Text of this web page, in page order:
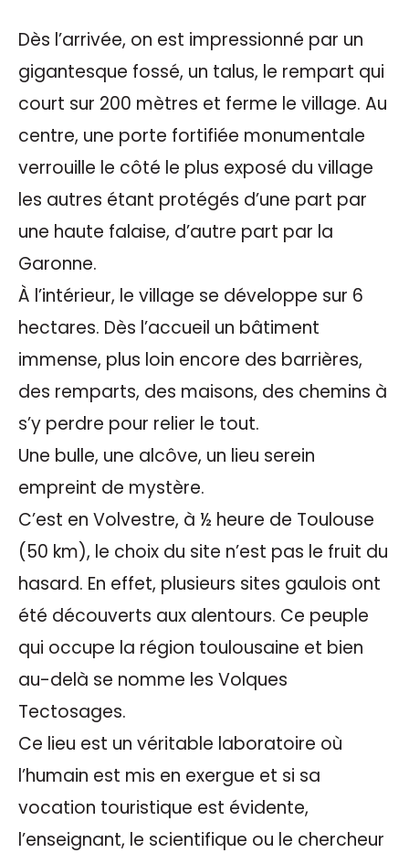
Dès l’arrivée, on est impressionné par un
gigantesque fossé, un talus, le rempart qui
court sur 200 mètres et ferme le village. Au
centre, une porte fortifiée monumentale
verrouille le côté le plus exposé du village
les autres étant protégés d’une part par
une haute falaise, d’autre part par la
Garonne.
À l’intérieur, le village se développe sur 6
hectares. Dès l’accueil un bâtiment
immense, plus loin encore des barrières,
des remparts, des maisons, des chemins à
s’y perdre pour relier le tout.
Une bulle, une alcôve, un lieu serein
empreint de mystère.
C’est en Volvestre, à ½ heure de Toulouse
(50 km), le choix du site n’est pas le fruit du
hasard. En effet, plusieurs sites gaulois ont
été découverts aux alentours. Ce peuple
qui occupe la région toulousaine et bien
au-delà se nomme les Volques
Tectosages.
Ce lieu est un véritable laboratoire où
l’humain est mis en exergue et si sa
vocation touristique est évidente,
l’enseignant, le scientifique ou le chercheur